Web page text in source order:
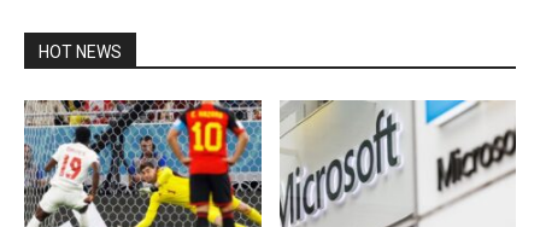
HOT NEWS